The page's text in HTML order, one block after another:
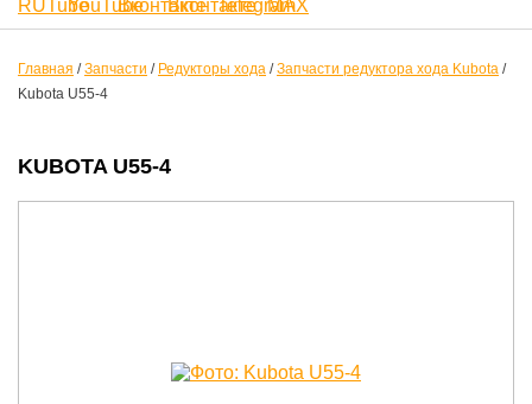
Главная /Запчасти / Редукторы хода /Запчасти редуктора хода Kubota /
Kubota U55-4
KUBOTA U55-4